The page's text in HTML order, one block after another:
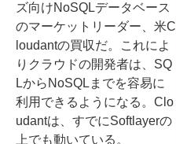
ズ向けNoSQLデータベース
のマーケットリーダー、米C
loudantの買収だ。これによ
りクラウドの開発者は、SQ
LからNoSQLまでを容易に
利用できるようになる。Clo
udantは、すでにSoftlayerの
上でも動いている。